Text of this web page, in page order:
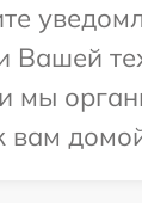
Вашей
мы
вам